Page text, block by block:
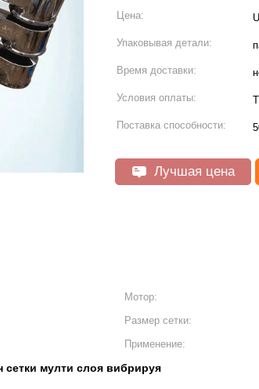
Цена:
Упаковывая детали:
Время доставки:
Условия оплаты:
Поставка способности:
Лучшая цена
Мотор:
Размер сетки:
Применение:
сетки мулти слоя вибрируя